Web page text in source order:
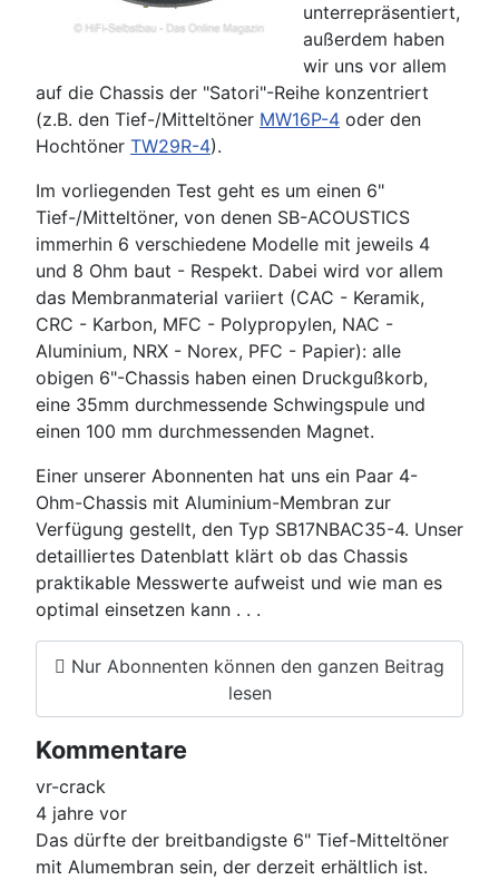
unterrepräsentiert,
außerdem haben
wir uns vor allem
auf die Chassis der "Satori"-Reihe konzentriert
(z.B. den Tief-/Mitteltöner MW16P-4 oder den
Hochtöner TW29R-4).
Im vorliegenden Test geht es um einen 6"
Tief-/Mitteltöner, von denen SB-ACOUSTICS
immerhin 6 verschiedene Modelle mit jeweils 4
und 8 Ohm baut - Respekt. Dabei wird vor allem
das Membranmaterial variiert (CAC - Keramik,
CRC - Karbon, MFC - Polypropylen, NAC -
Aluminium, NRX - Norex, PFC - Papier): alle
obigen 6"-Chassis haben einen Druckgußkorb,
eine 35mm durchmessende Schwingspule und
einen 100 mm durchmessenden Magnet.
Einer unserer Abonnenten hat uns ein Paar 4-
Ohm-Chassis mit Aluminium-Membran zur
Verfügung gestellt, den Typ SB17NBAC35-4. Unser
detailliertes Datenblatt klärt ob das Chassis
praktikable Messwerte aufweist und wie man es
optimal einsetzen kann . . .
Nur Abonnenten können den ganzen Beitrag
lesen
Kommentare
vr-crack
4 jahre vor
Das dürfte der breitbandigste 6" Tief-Mitteltöner
mit Alumembran sein, der derzeit erhältlich ist.